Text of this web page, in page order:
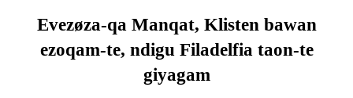
Evezøza-qa Manqat, Klisten bawan
ezoqam-te, ndigu Filadelfia taon-te
giyagam